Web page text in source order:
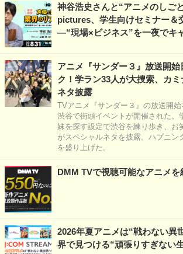
神谷浩史さんと“アニメのしご
pictures、学生向けセミナー＆
―“現場×ビジネス”を一夜でキ
アニメ『サンダー３』放送開始
ク！学ラン33人が大捜索、カ
ネタ披露
TVアニメ『サンダー３』の放送開
渋谷で街頭イベントが開催された。
妹を探す設定で渋谷を練り歩き、お
がスペシャルネタを披露。ハプニン
を盛り上げた。
DMM TVで視聴可能なアニメを
2026年夏アニメは“戦わない異
界で見つける“頑張りすぎない